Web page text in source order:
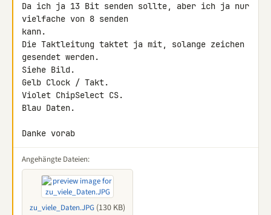
Da ich ja 13 Bit senden sollte, aber ich ja nur
vielfache von 8 senden
kann.
Die Taktleitung taktet ja mit, solange zeichen
gesendet werden.
Siehe Bild.
Gelb Clock / Takt.
Violet ChipSelect CS.
Blau Daten.
Danke vorab
Angehängte Dateien:
zu_viele_Daten.JPG (130 KB)